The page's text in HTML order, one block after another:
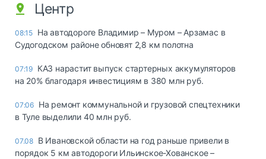
Центр
08:15 На автодороге Владимир – Муром – Арзамас в
Судогодском районе обновят 2,8 км полотна
07:19 КАЗ нарастит выпуск стартерных аккумуляторов
на 20% благодаря инвестициям в 380 млн руб.
07:06 На ремонт коммунальной и грузовой спецтехники
в Туле выделили 40 млн руб.
07.08 В Ивановской области на год раньше привели в
порядок 5 км автодороги Ильинское-Хованское –